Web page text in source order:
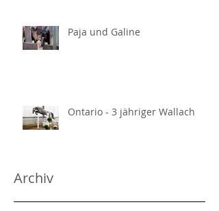
Paja und Galine
Ontario - 3 jähriger Wallach
Archiv